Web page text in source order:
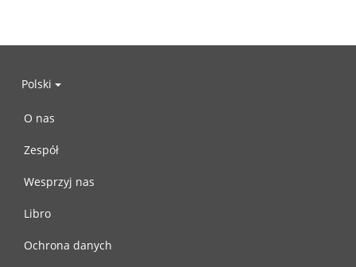
Polski
O nas
Zespół
Wesprzyj nas
Libro
Ochrona danych